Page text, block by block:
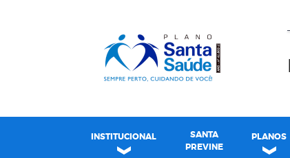
INSTITUCIONAL
SANTA
PREVINE
PLANOS